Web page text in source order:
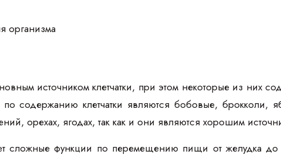
источником клетчатки, при этом некоторые из них
по содержанию клетчатки являются бобовые,
орехах, ягодах, так как и они являются хорошим
сложные функции по перемещению пищи от желудка до